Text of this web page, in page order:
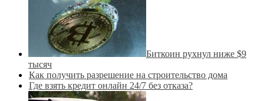
Биткоин рухнул ниже $9
тысяч
Как получить разрешение на строительство дома
Где взять кредит онлайн 24/7 без отказа?